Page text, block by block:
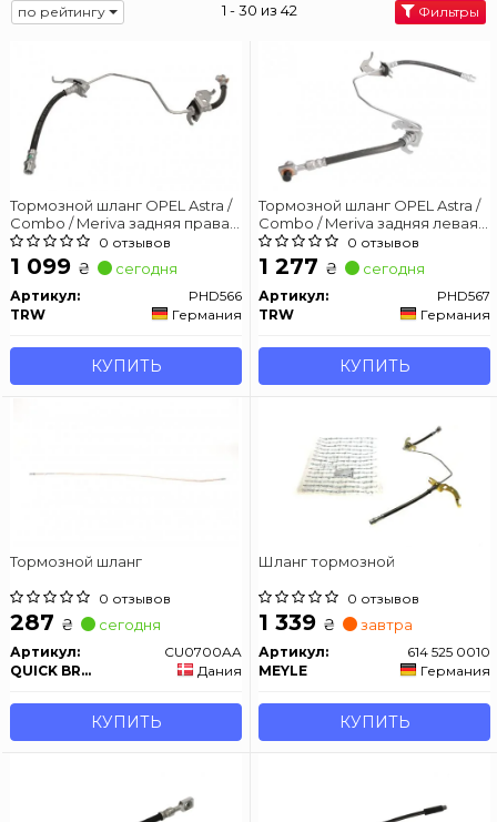
по рейтингу 1 - 30 из 42 Фильтры
Тормозной шланг OPEL Astra /
Combo / Meriva задняя правая
сторона 00-140 отзывов
1 099 ₴ сегодня
Артикул:
PHD566
TRW
Германия
КУПИТЬ
Тормозной шланг OPEL Astra /
Combo / Meriva задняя левая
сторона 00-140 отзывов
1 277 ₴ сегодня
Артикул:
PHD567
TRW
Германия
КУПИТЬ
Тормозной шланг
0 отзывов
287 ₴ сегодня
Артикул:
CU0700AA
QUICK BRAKE
Дания
КУПИТЬ
Шланг тормозной
0 отзывов
1 339 ₴ завтра
Артикул:
614 525 0010
MEYLE
Германия
КУПИТЬ